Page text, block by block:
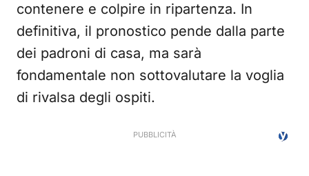
contenere e colpire in ripartenza. In
definitiva, il pronostico pende dalla parte
dei padroni di casa, ma sarà
fondamentale non sottovalutare la voglia
di rivalsa degli ospiti.